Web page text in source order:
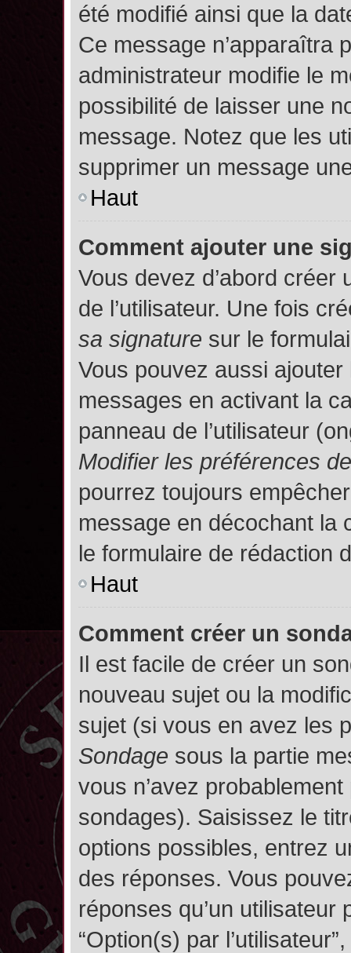
été modifié ainsi que la
Ce message n’apparaîtra
administrateur modifie le
possibilité de laisser une
message. Notez que les
supprimer un message
Haut
Comment ajouter une
Vous devez d’abord
de l’utilisateur. Une fois
sa signature sur le
Vous pouvez aussi
messages en activant la
panneau de l’utilisateur
Modifier les préférences
pourrez toujours
message en décochant la
le formulaire de rédaction
Haut
Comment créer un
Il est facile de créer un
nouveau sujet ou la
sujet (si vous en avez les
Sondage sous la partie
vous n’avez
sondages). Saisissez le
options possibles, entrez
des réponses. Vous
réponses qu’un
“Option(s) par